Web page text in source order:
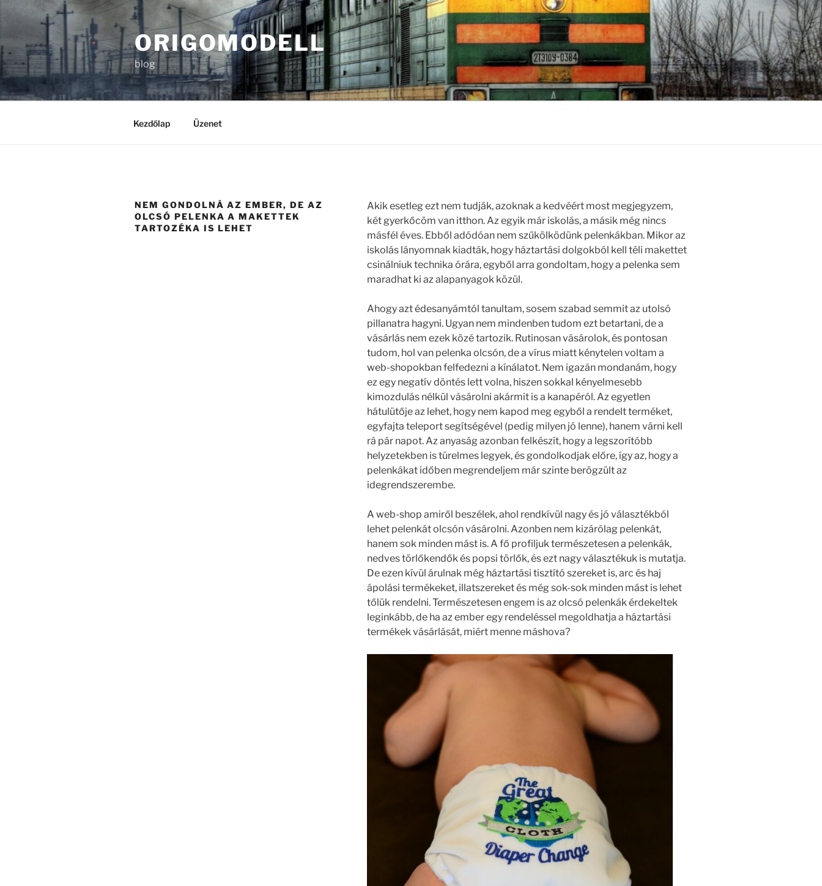
ORIGOMODELL
blog
Kezdőlap Üzenet
NEM GONDOLNÁ AZ EMBER, DE AZ
OLCSÓ PELENKA A MAKETTEK
TARTOZÉKA IS LEHET
Akik esetleg ezt nem tudják, azoknak a kedvéért most megjegyzem,
két gyerkőcöm van itthon. Az egyik már iskolás, a másik még nincs
másfél éves. Ebből adódóan nem szűkölködünk pelenkákban. Mikor az
iskolás lányomnak kiadták, hogy háztartási dolgokból kell téli makettet
csinálniuk technika órára, egyből arra gondoltam, hogy a pelenka sem
maradhat ki az alapanyagok közül.
Ahogy azt édesanyámtól tanultam, sosem szabad semmit az utolsó
pillanatra hagyni. Ugyan nem mindenben tudom ezt betartani, de a
vásárlás nem ezek közé tartozik. Rutinosan vásárolok, és pontosan
tudom, hol van pelenka olcsón, de a vírus miatt kénytelen voltam a
web-shopokban felfedezni a kínálatot. Nem igazán mondanám, hogy
ez egy negatív döntés lett volna, hiszen sokkal kényelmesebb
kimozdulás nélkül vásárolni akármit is a kanapéról. Az egyetlen
hátulütője az lehet, hogy nem kapod meg egyből a rendelt terméket,
egyfajta teleport segítségével (pedig milyen jó lenne), hanem várni kell
rá pár napot. Az anyaság azonban felkészít, hogy a legszorítóbb
helyzetekben is türelmes legyek, és gondolkodjak előre, így az, hogy a
pelenkákat időben megrendeljem már szinte berögzült az
idegrendszerembe.
A web-shop amiről beszélek, ahol rendkívül nagy és jó választékból
lehet pelenkát olcsón vásárolni. Azonben nem kizárólag pelenkát,
hanem sok minden mást is. A fő profiljuk természetesen a pelenkák,
nedves törlőkendők és popsi törlők, és ezt nagy választékuk is mutatja.
De ezen kívül árulnak még háztartási tisztító szereket is, arc és haj
ápolási termékeket, illatszereket és még sok-sok minden mást is lehet
tőlük rendelni. Természetesen engem is az olcsó pelenkák érdekeltek
leginkább, de ha az ember egy rendeléssel megoldhatja a háztartási
termékek vásárlását, miért menne máshova?